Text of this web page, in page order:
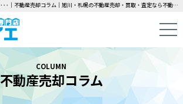
家の売却を考え始めた時にまずす･･･｜不動産売却コラム｜旭川・札幌の不動産売却・買取・査定なら不動産売却専門店カウイエにお任せください！中古一戸建て・マンション・土地の即日無料査定・即金買取を行っています！
COLUMN
不動産売却コラム